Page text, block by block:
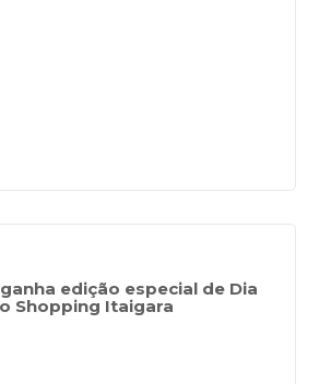
edição especial de Dia
Shopping Itaigara